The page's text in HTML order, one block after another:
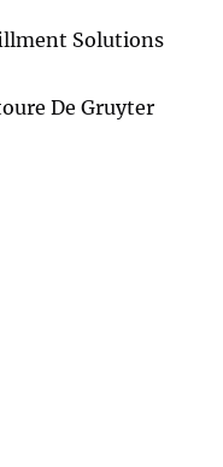
Solutions
De Gruyter